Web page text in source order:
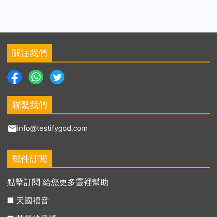
關注我們
聯繫我們
info@testifygod.com
郵件訂閱
點擊訂閱 給您更多靈裡幫助
天國福音